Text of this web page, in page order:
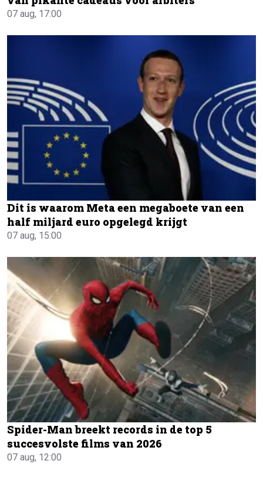
07 aug, 17:00
Dit is waarom Meta een megaboete van een
half miljard euro opgelegd krijgt
07 aug, 15:00
Spider-Man breekt records in de top 5
succesvolste films van 2026
07 aug, 12:00